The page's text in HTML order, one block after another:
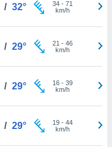
/ 32° 34- 71
km/h
/ 29° 21 - 46
km/h
/ 29° 16- 39
km/h
/ 29° 19- 44
km/h